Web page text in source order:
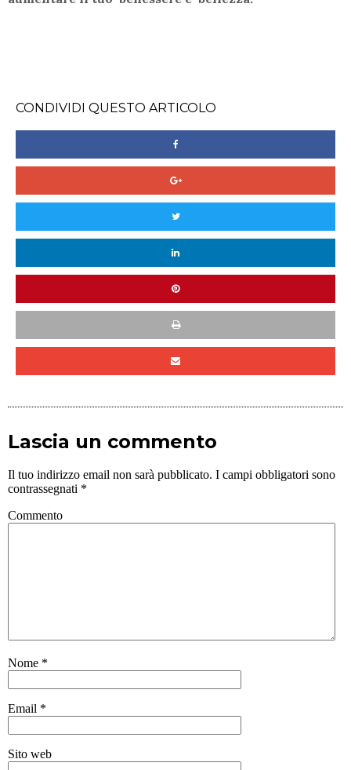
CONDIVIDI QUESTO ARTICOLO
Lascia un commento
Il tuo indirizzo email non sarà pubblicato. I campi obbligatori sono
contrassegnati *
Commento
Nome *
Email *
Sito web